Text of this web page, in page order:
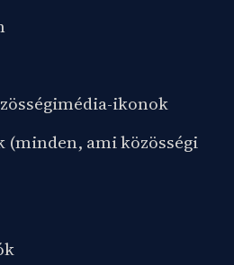
ikonok
(minden, ami közösségi